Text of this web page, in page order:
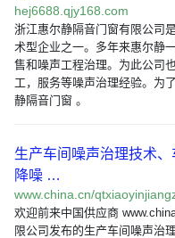
hej6688.qjy168.com
浙江惠尔静隔音门窗有限公司
术型企业之一。多年来惠尔静
售和噪声工程治理。为此公司
工，服务等噪声治理经验。为
静隔音门窗 。
生产车间噪声治理技术
降噪 …
www.china.cn/
欢迎前来中国供应商
限公司发布的生产车间噪声治